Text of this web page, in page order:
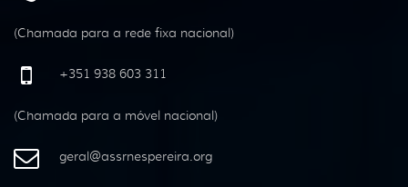
(Chamada para a rede fixa nacional)
+351 938 603 311
(Chamada para a móvel nacional)
geral@assrnespereira.org